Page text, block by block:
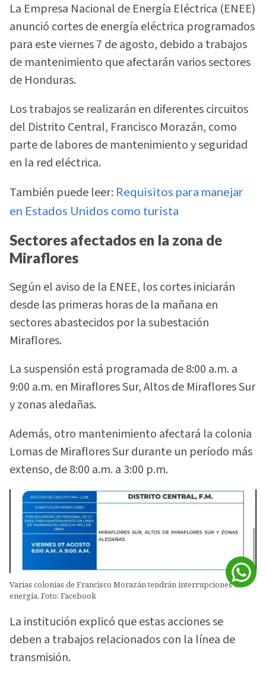
La Empresa Nacional de Energía Eléctrica (ENEE)
anunció cortes de energía eléctrica programados
para este viernes 7 de agosto, debido a trabajos
de mantenimiento que afectarán varios sectores
de Honduras.
Los trabajos se realizarán en diferentes circuitos
del Distrito Central, Francisco Morazán, como
parte de labores de mantenimiento y seguridad
en la red eléctrica.
También puede leer: Requisitos para manejar
en Estados Unidos como turista
Sectores afectados en la zona de
Miraflores
Según el aviso de la ENEE, los cortes iniciarán
desde las primeras horas de la mañana en
sectores abastecidos por la subestación
Miraflores.
La suspensión está programada de 8:00 a.m. a
9:00 a.m. en Miraflores Sur, Altos de Miraflores Sur
y zonas aledañas.
Además, otro mantenimiento afectará la colonia
Lomas de Miraflores Sur durante un período más
extenso, de 8:00 a.m. a 3:00 p.m.
Varias colonias de Francisco Morazán tendrán interrupciones de
energía. Foto: Facebook
La institución explicó que estas acciones se
deben a trabajos relacionados con la línea de
transmisión.